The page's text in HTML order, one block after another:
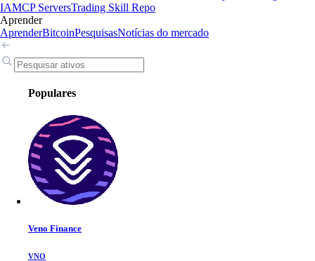
IAMCP ServersTrading Skill Repo
Aprender
AprenderBitcoinPesquisasNotícias do mercado
Populares
Veno Finance
VNO